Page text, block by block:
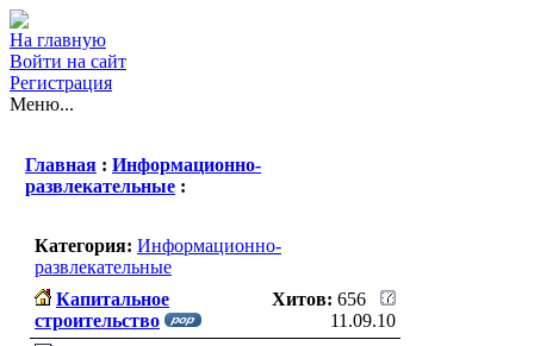
На главную
Войти на сайт
Регистрация
Меню...
Главная : Информационно-
развлекательные :
Категория: Информационно-
развлекательные
Капитальное
строительство
Хитов: 656
11.09.10